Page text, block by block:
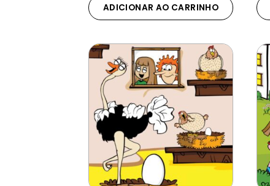
ADICIONAR AO CARRINHO